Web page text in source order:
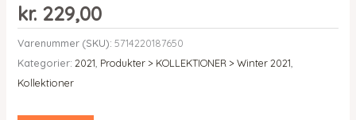
kr.229,00
Varenummer (SKU): 5714220187650
Kategorier: 2021 Produkter > KOLLEKTIONER > Winter 2021
Kollektioner